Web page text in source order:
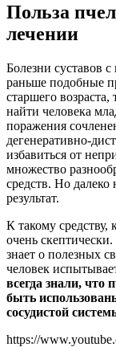
Польза
лечении
Болезни суставов
раньше подобные
старшего
найти человека
поражения
дегенеративно-
избавиться от
множество
средств. Но
результат.
К такому
очень
знает о полезных
человек
всегда знали, что
быть
сосудистой
https://